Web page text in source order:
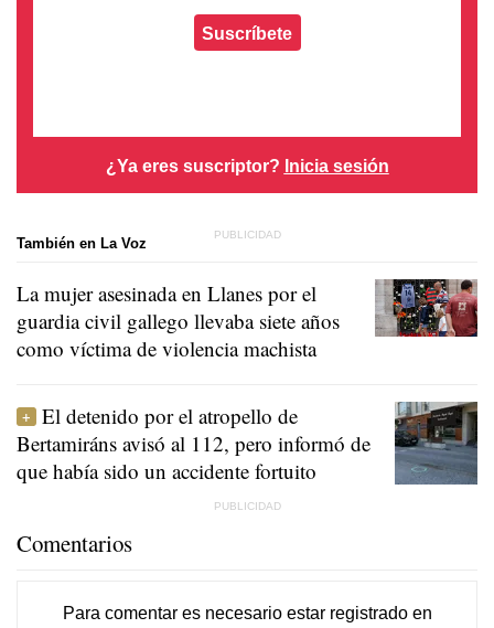
Suscríbete
¿Ya eres suscriptor? Inicia sesión
También en La Voz
La mujer asesinada en Llanes por el
guardia civil gallego llevaba siete años
como víctima de violencia machista
El detenido por el atropello de
Bertamiráns avisó al 112, pero informó de
que había sido un accidente fortuito
Comentarios
Para comentar es necesario estar registradoen